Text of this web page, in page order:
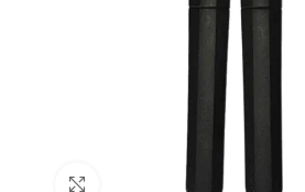
Click to enlarge